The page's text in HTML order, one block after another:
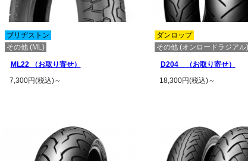
ブリヂストン
その他 (ML)
ML22 （お取り寄せ）
7,300円(税込)～
ダンロップ
その他 (オンロードラジアル)
D204 （お取り寄せ）
18,300円(税込)～